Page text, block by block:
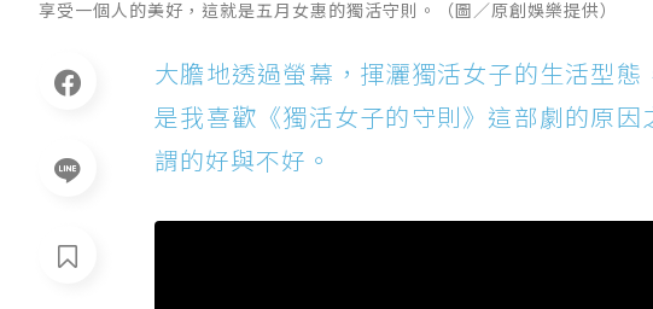
享受一個人的美好，這就是五月女惠的獨活守則。（圖／原創娛樂提供）
大膽地透過螢幕，揮灑獨活女子的生活型
是我喜歡《獨活女子的守則》這部劇的原
謂的好與不好。